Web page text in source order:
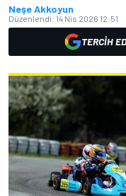
Neşe Akkoyun
Düzenlendi: 14 Nis 2026 12:51
TERCIH